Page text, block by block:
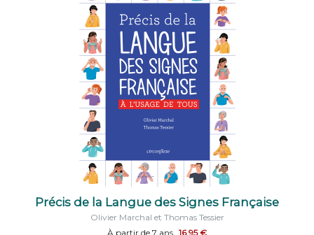
Précis de la Langue des Signes Française
Olivier Marchal et Thomas Tessier
À partir de 7 ans 16,95 €